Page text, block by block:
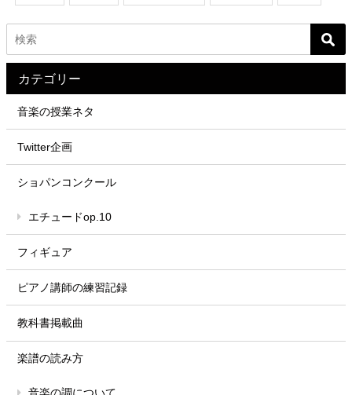
カテゴリー
音楽の授業ネタ
Twitter企画
ショパンコンクール
エチュードop.10
フィギュア
ピアノ講師の練習記録
教科書掲載曲
楽譜の読み方
音楽の調について